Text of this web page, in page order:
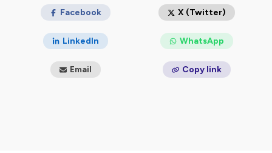
Facebook X (Twitter)
LinkedIn WhatsApp
Email Copy link